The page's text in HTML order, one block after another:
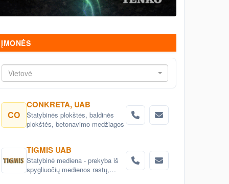
ĮMONĖS
Vietovė
CO
CONKRETA, UAB
Statybinės plokštės, baldinės
plokštės, betonavimo medžiagos
TIGMIS UAB
Statybinė mediena - prekyba iš
spygliuočių medienos rastų,